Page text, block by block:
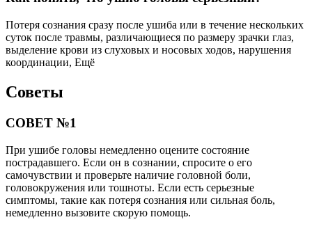
Потеря сознания сразу после ушиба или в течение нескольких
суток после травмы, различающиеся по размеру зрачки глаз,
выделение крови из слуховых и носовых ходов, нарушения
координации, Ещё
Советы
СОВЕТ №1
При ушибе головы немедленно оцените состояние
пострадавшего. Если он в сознании, спросите о его
самочувствии и проверьте наличие головной боли,
головокружения или тошноты. Если есть серьезные
симптомы, такие как потеря сознания или сильная боль,
немедленно вызовите скорую помощь.